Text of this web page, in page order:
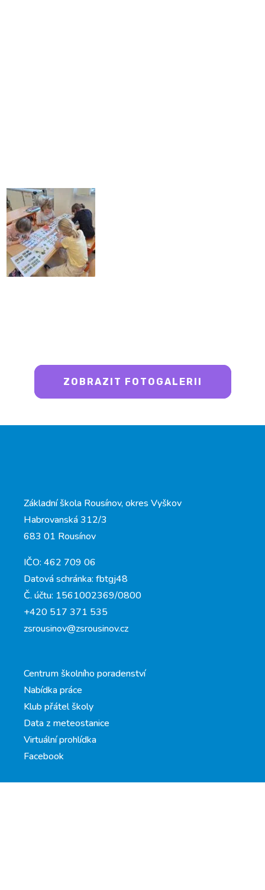
ZOBRAZIT FOTOGALERII
Základní škola Rousínov, okres Vyškov
Habrovanská 312/3
683 01 Rousínov
IČO: 462 709 06
Datová schránka: fbtgj48
Č. účtu: 1561002369/0800
+420 517 371 535
zsrousinov@zsrousinov.cz
Centrum školního poradenství
Nabídka práce
Klub přátel školy
Data z meteostanice
Virtuální prohlídka
Facebook